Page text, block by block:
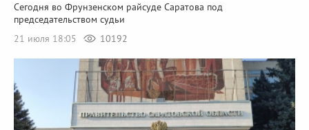
Сегодня во Фрунзенском райсуде Саратова под
председательством судьи
21 июля 18:05
10192